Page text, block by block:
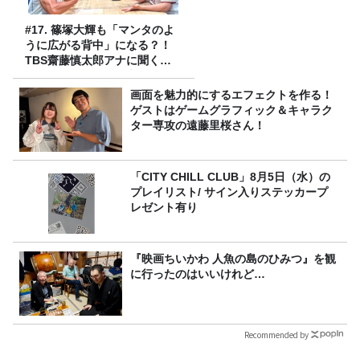
#17. 篠塚大輝も「マンタのよ
うに広がる背中」になる？！
TBS齋藤慎太郎アナに聞くメ
ンズフィジークの魅力！！
画面を魅力的にするエフェクトを作る！
ゲストはゲームグラフィック＆キャラク
ター専攻の遠藤里桜さん！
「CITY CHILL CLUB」8月5日（水）の
プレイリスト/ サイン入りステッカープ
レゼント有り
『映画ちいかわ 人魚の島のひみつ』を観
に行ったのはいいけれど…
Recommended by